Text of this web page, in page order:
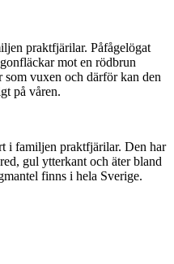
praktfjärilar. Påfågelögat
mot en rödbrun
vuxen och därför kan den
på våren.
i familjen praktfjärilar. Den har
gul ytterkant och äter bland
finns i hela Sverige.